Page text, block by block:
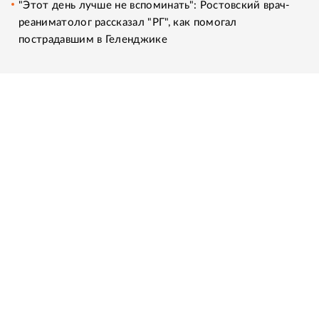
"Этот день лучше не вспоминать": Ростовский врач-
реаниматолог рассказал "РГ", как помогал
пострадавшим в Геленджике